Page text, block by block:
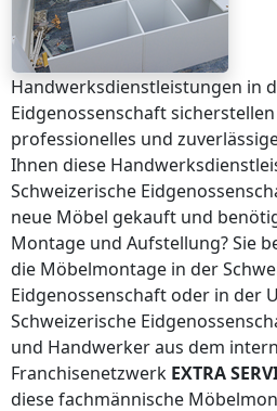
Handwerksdienstleistungen in
Eidgenossenschaft
professionelles und
Ihnen diese
Schweizerische
neue Möbel gekauft und
Montage und Aufstellung? Sie
die Möbelmontage in der
Eidgenossenschaft oder in der
Schweizerische
und Handwerker aus dem
Franchisenetzwerk EXTRA
diese fachmännische